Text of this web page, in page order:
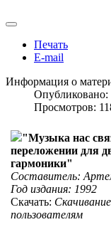
Печать
E-mail
Информация о
Опубликовано:
Просмотров:
"Музыка нас
переложении для
гармоники"
Составитель:
Год издания: 1992
Скачать:
пользователям